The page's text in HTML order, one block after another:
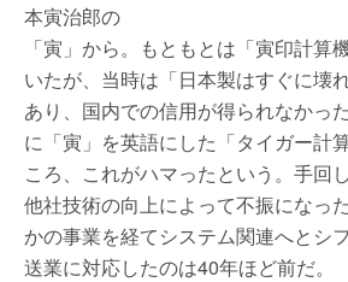
本寅治郎の
「寅」から。もともとは「寅印計算
いたが、当時は「日本製はすぐに壊
あり、国内での信用が得られなかっ
に「寅」を英語にした「タイガー計
ころ、これがハマったという。手回
他社技術の向上によって不振になっ
かの事業を経てシステム関連へとシ
送業に対応したのは40年ほど前だ。